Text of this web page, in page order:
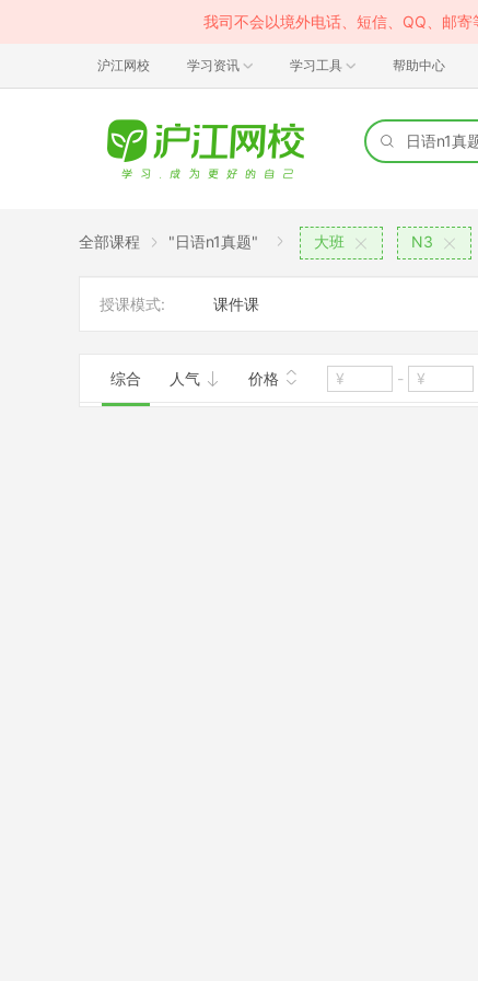
我司不会以境外电话、短信、QQ、邮
沪江网校 学习资讯 学习工具 帮助中心
全部课程 "日语n1真题" 大班 N3
授课模式: 课件课
综合 人气 价格 -